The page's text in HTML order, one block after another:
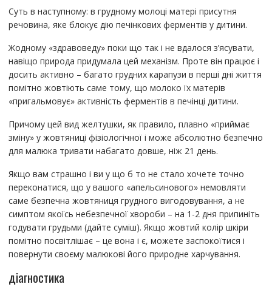
Суть в наступному: в грудному молоці матері присутня
речовина, яке блокує дію печінкових ферментів у дитини.
Жодному «здравоведу» поки що так і не вдалося з’ясувати,
навіщо природа придумала цей механізм. Проте він працює і
досить активно – багато грудних карапузи в перші дні життя
помітно жовтіють саме тому, що молоко їх матерів
«пригальмовує» активність ферментів в печінці дитини.
Причому цей вид желтушки, як правило, плавно «приймає
зміну» у жовтяниці фізіологічної і може абсолютно безпечно
для малюка тривати набагато довше, ніж 21 день.
Якщо вам страшно і ви у що б то не стало хочете точно
переконатися, що у вашого «апельсинового» немовляти
саме безпечна жовтяниця грудного вигодовування, а не
симптом якоїсь небезпечної хвороби – на 1-2 дня припиніть
годувати грудьми (дайте суміш). Якщо жовтий колір шкіри
помітно посвітлішає – це вона і є, можете заспокоїтися і
повернути своєму малюкові його природне харчування.
діагностика